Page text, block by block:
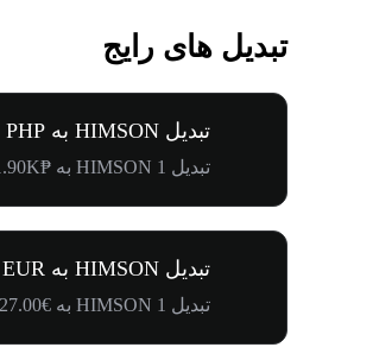
تبدیل های رایج
تبدیل HIMSON به PHP
تبدیل 1 HIMSON به ₱1.90K
تبدیل HIMSON به EUR
تبدیل 1 HIMSON به €27.00